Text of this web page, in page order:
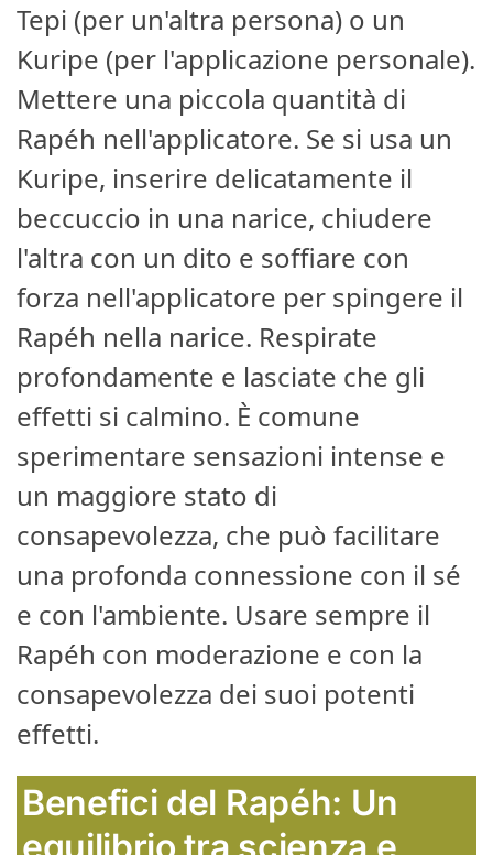
Tepi (per un'altra persona) o un
Kuripe (per l'applicazione personale).
Mettere una piccola quantità di
Rapéh nell'applicatore. Se si usa un
Kuripe, inserire delicatamente il
beccuccio in una narice, chiudere
l'altra con un dito e soffiare con
forza nell'applicatore per spingere il
Rapéh nella narice. Respirate
profondamente e lasciate che gli
effetti si calmino. È comune
sperimentare sensazioni intense e
un maggiore stato di
consapevolezza, che può facilitare
una profonda connessione con il sé
e con l'ambiente. Usare sempre il
Rapéh con moderazione e con la
consapevolezza dei suoi potenti
effetti.
Benefici del Rapéh: Un